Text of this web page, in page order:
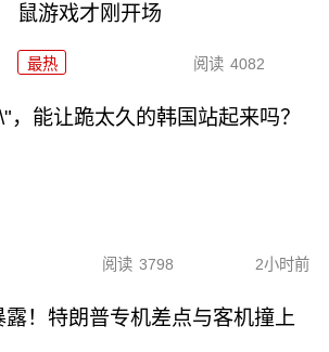
鼠游戏才刚开场
最热 阅读 4082
，能让跪太久的韩国站起来吗？
阅读 3798 2小时前
！特朗普专机差点与客机撞上